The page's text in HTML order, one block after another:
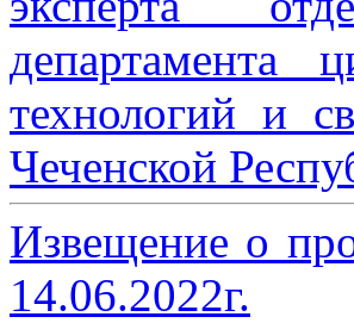
департамента
технологий и
Чеченской
Извещение о
14.06.2022г.